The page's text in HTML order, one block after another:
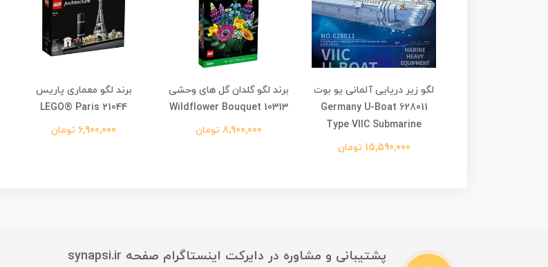
لگو زیر دریایی آلمانی یو بوت
628011 Germany U-Boat
Type VIIC Submarine
15,590,000 تومان
برند لگو گلدان گل های وحشی
Wildflower Bouquet 10313
8,900,000 تومان
برند لگو معماری پاریس
LEGO® Paris 21044
6,900,000 تومان
پشتیبانی و مشاوره در دایرکت اینستاگرام صفحه synapsi.ir